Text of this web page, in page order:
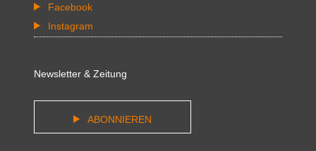
Facebook
Instagram
Newsletter & Zeitung
ABONNIEREN